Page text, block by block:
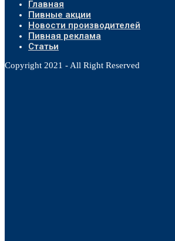
Главная
Пивные акции
Новости производителей
Пивная реклама
Статьи
Copyright 2021 - All Right Reserved